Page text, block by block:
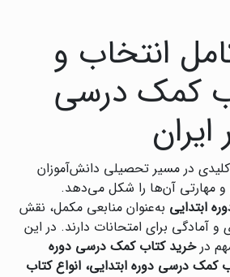
انتخاب و
کمک درسی
ایران
کلیدی در مسیر تحصیلی دانش‌آموزان
مهارتی آن‌ها را شکل می‌دهد.
ابتدایی به‌عنوان منابعی مکمل، نقش
آمادگی برای امتحانات دارند. در این
درخرید کتاب کمک درسی دوره
کمک درسی دوره ابتدایی، انواع کتاب